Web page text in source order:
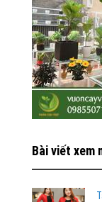
Bài viết xem